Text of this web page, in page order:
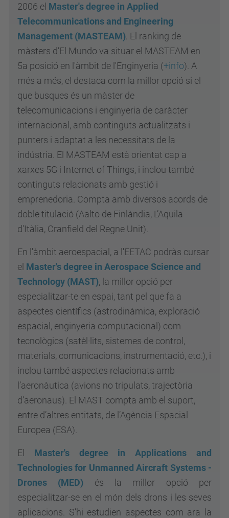
2006 el Master's degree in Applied
Telecommunications and Engineering
Management (MASTEAM) El ranking de
màsters d’El Mundo va situar el MASTEAM en
5a posició en l'àmbit de l'Enginyeria (+info). A
més a més, el destaca com la millor opció si el
que busques és un màster de
telecomunicacions i enginyeria de caràcter
internacional, amb continguts actualitzats i
punters i adaptat a les necessitats de la
indústria. El MASTEAM està orientat cap a
xarxes 5G i Internet of Things, i inclou també
continguts relacionats amb gestió i
emprenedoria. Compta amb diversos acords de
doble titulació (Aalto de Finlàndia, L’Aquila
d'Itàlia, Cranfield del Regne Unit).
En l'àmbit aeroespacial, a l'EETAC podràs cursar
el Master's degree in Aerospace Science and
Technology (MAST), la millor opció per
especialitzar-te en espai, tant pel que fa a
aspectes científics (astrodinàmica, exploració
espacial, enginyeria computacional) com
tecnològics (satèl·lits, sistemes de control,
materials, comunicacions, instrumentació, etc.), i
inclou també aspectes relacionats amb
l’aeronàutica (avions no tripulats, trajectòria
d’aeronaus). El MAST compta amb el suport,
entre d’altres entitats, de l’Agència Espacial
Europea (ESA).
El Master's degree in Applications and
Technologies for Unmanned Aircraft Systems -
Drones (MED) és la millor opció per
especialitzar-se en el món dels drons i les seves
aplicacions. S’hi estudien aspectes com ara la